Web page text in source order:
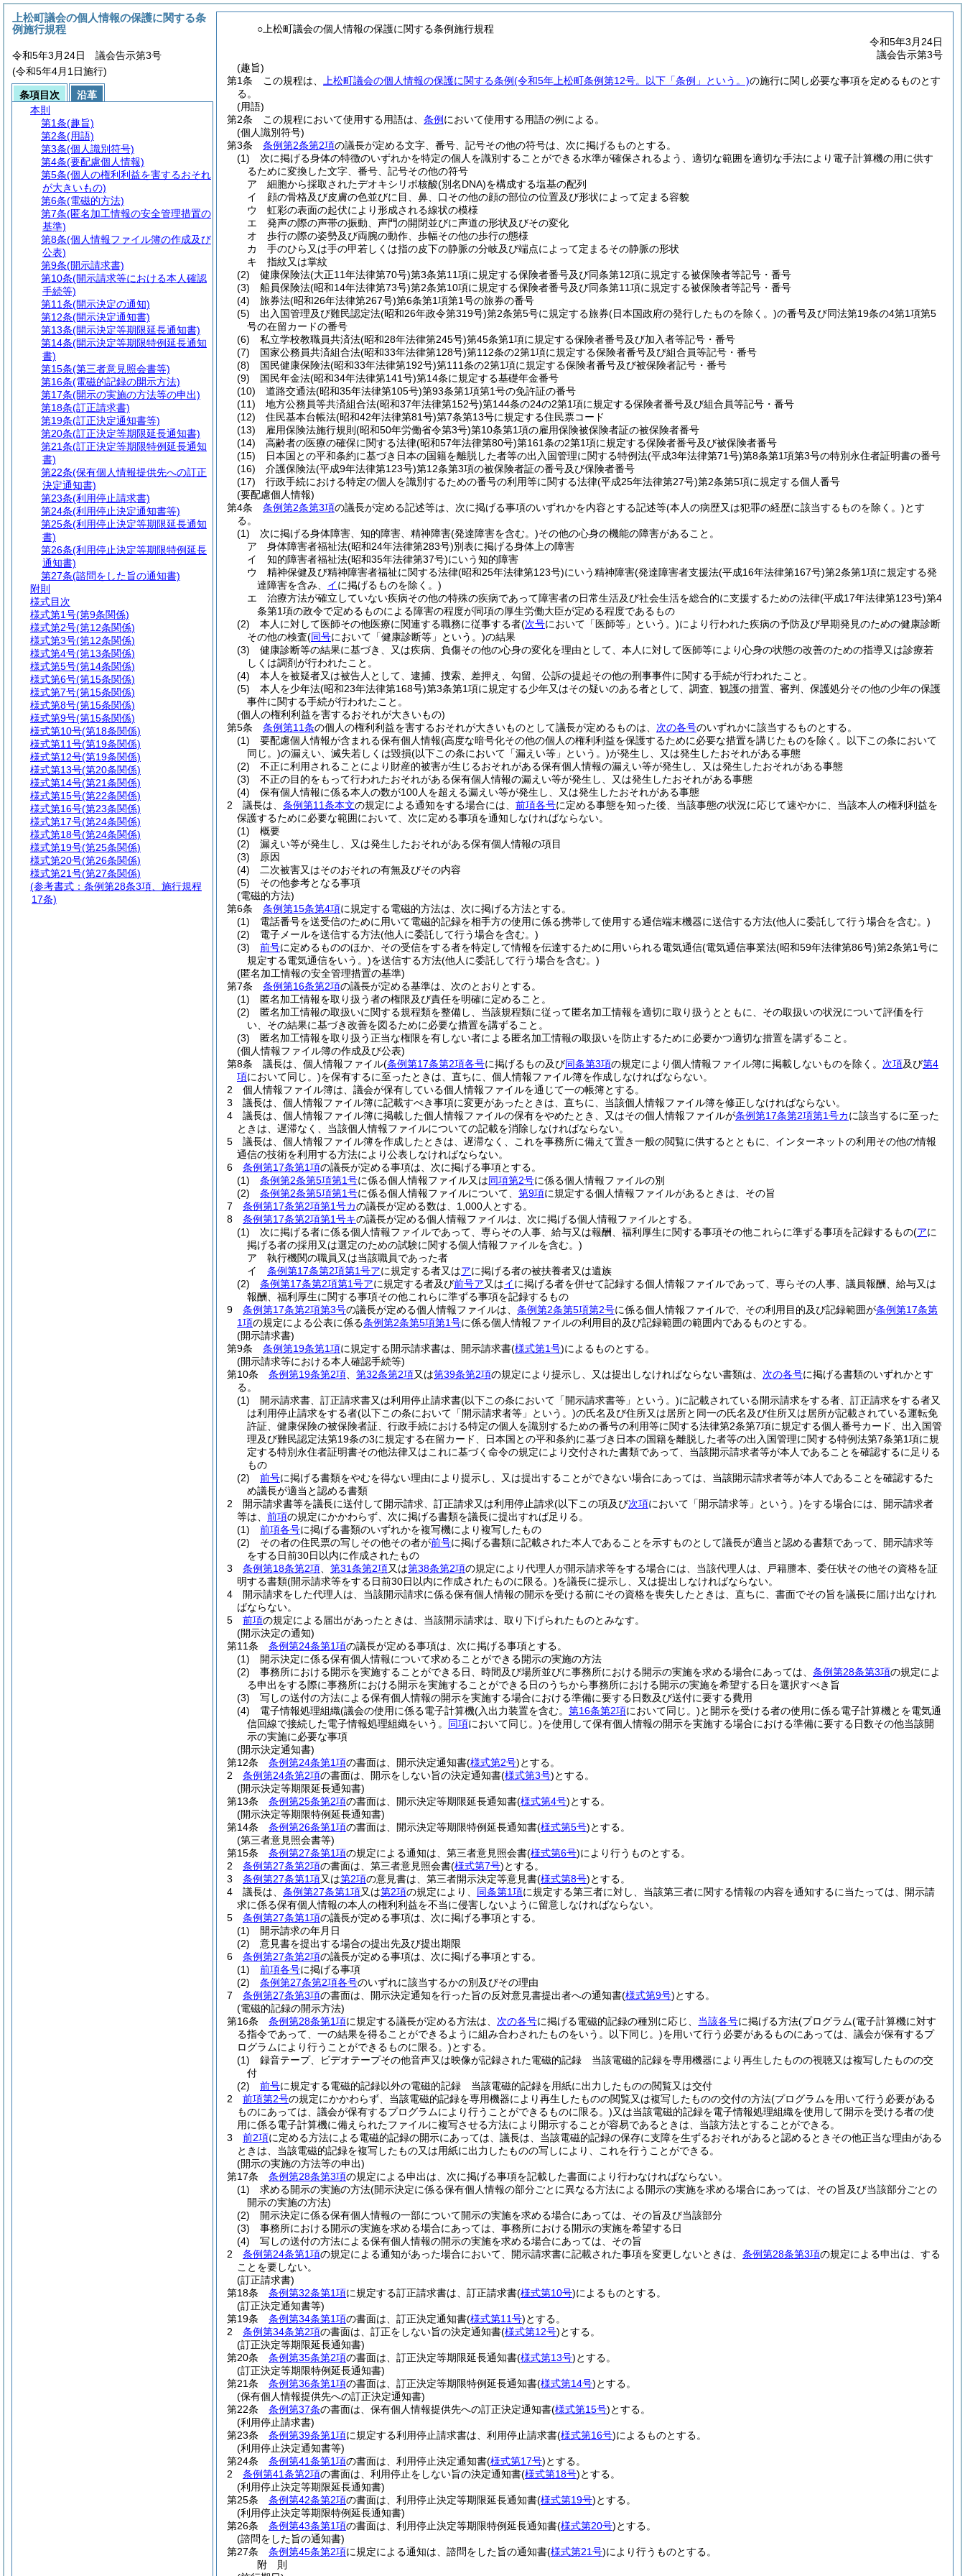
○上松町議会の個人情報の保護に関する条例施行規程
令和5年3月24日
議会告示第3号
(趣旨)
第1条
この規程は、 上松町議会の個人情報の保護に関する条例(令和5年上松町条例第12号。以下「条例」という。)の施行に関し必要な事項を定めるものとす
る。
(用語)
第2条
この規程において使用する用語は、 条例 において使用する用語の例による。
(個人識別符号)
第3条
条例第2条第2項の議長が定める文字、番号、記号その他の符号は、次に掲げるものとする。
(1)
次に掲げる身体の特徴のいずれかを特定の個人を識別することができる水準が確保されるよう、適切な範囲を適切な手法により電子計算機の用に供す
るために変換した文字、番号、記号その他の符号
ア
細胞から採取されたデオキシリボ核酸(別名DNA)を構成する塩基の配列
イ
顔の骨格及び皮膚の色並びに目、鼻、口その他の顔の部位の位置及び形状によって定まる容貌
ウ
虹彩の表面の起伏により形成される線状の模様
エ
発声の際の声帯の振動、声門の開閉並びに声道の形状及びその変化
オ
歩行の際の姿勢及び両腕の動作、歩幅その他の歩行の態様
カ
手のひら又は手の甲若しくは指の皮下の静脈の分岐及び端点によって定まるその静脈の形状
キ
指紋又は掌紋
(2)
健康保険法(大正11年法律第70号)第3条第11項に規定する保険者番号及び同条第12項に規定する被保険者等記号・番号
(3)
船員保険法(昭和14年法律第73号)第2条第10項に規定する保険者番号及び同条第11項に規定する被保険者等記号・番号
(4)
旅券法(昭和26年法律第267号)第6条第1項第1号の旅券の番号
(5)
出入国管理及び難民認定法(昭和26年政令第319号)第2条第5号に規定する旅券(日本国政府の発行したものを除く。)の番号及び同法第19条の4第1項第5
号の在留カードの番号
(6)
私立学校教職員共済法(昭和28年法律第245号)第45条第1項に規定する保険者番号及び加入者等記号・番号
(7)
国家公務員共済組合法(昭和33年法律第128号)第112条の2第1項に規定する保険者番号及び組合員等記号・番号
(8)
国民健康保険法(昭和33年法律第192号)第111条の2第1項に規定する保険者番号及び被保険者記号・番号
(9)
国民年金法(昭和34年法律第141号)第14条に規定する基礎年金番号
(10)
道路交通法(昭和35年法律第105号)第93条第1項第1号の免許証の番号
(11)
地方公務員等共済組合法(昭和37年法律第152号)第144条の24の2第1項に規定する保険者番号及び組合員等記号・番号
(12)
住民基本台帳法(昭和42年法律第81号)第7条第13号に規定する住民票コード
(13)
雇用保険法施行規則 (昭和50年労働省令第3号)第10条第1項の雇用保険被保険者証の被保険者番号
(14)
高齢者の医療の確保に関する法律(昭和57年法律第80号)第161条の2第1項に規定する保険者番号及び被保険者番号
(15)
日本国との平和条約に基づき日本の国籍を離脱した者等の出入国管理に関する特例法(平成3年法律第71号)第8条第1項第3号の特別永住者証明書の番号
(16)
介護保険法(平成9年法律第123号)第12条第3項の被保険者証の番号及び保険者番号
(17)
行政手続における特定の個人を識別するための番号の利用等に関する法律(平成25年法律第27号)第2条第5項に規定する個人番号
(要配慮個人情報)
第4条
条例第2条第3項の議長が定める記述等は、次に掲げる事項のいずれかを内容とする記述等(本人の病歴又は犯罪の経歴に該当するものを除く。)とす
る。
(1)
次に掲げる身体障害、知的障害、精神障害(発達障害を含む。)その他の心身の機能の障害があること。
ア
身体障害者福祉法(昭和24年法律第283号)別表に掲げる身体上の障害
イ
知的障害者福祉法(昭和35年法律第37号)にいう知的障害
ウ
精神保健及び精神障害者福祉に関する法律(昭和25年法律第123号)にいう精神障害(発達障害者支援法(平成16年法律第167号)第2条第1項に規定する発
達障害を含み、 イに掲げるものを除く。)
エ
治療方法が確立していない疾病その他の特殊の疾病であって障害者の日常生活及び社会生活を総合的に支援するための法律(平成17年法律第123号)第4
条第1項の政令で定めるものによる障害の程度が同項の厚生労働大臣が定める程度であるもの
(2)
本人に対して医師その他医療に関連する職務に従事する者(次号において「医師等」という。)により行われた疾病の予防及び早期発見のための健康診断
その他の検査(同号において「健康診断等」という。)の結果
(3)
健康診断等の結果に基づき、又は疾病、負傷その他の心身の変化を理由として、本人に対して医師等により心身の状態の改善のための指導又は診療若
しくは調剤が行われたこと。
(4)
本人を被疑者又は被告人として、逮捕、捜索、差押え、勾留、公訴の提起その他の刑事事件に関する手続が行われたこと。
(5)
本人を少年法(昭和23年法律第168号)第3条第1項に規定する少年又はその疑いのある者として、調査、観護の措置、審判、保護処分その他の少年の保護
事件に関する手続が行われたこと。
(個人の権利利益を害するおそれが大きいもの)
第5条
条例第11条の個人の権利利益を害するおそれが大きいものとして議長が定めるものは、 次の各号のいずれかに該当するものとする。
(1)
要配慮個人情報が含まれる保有個人情報(高度な暗号化その他の個人の権利利益を保護するために必要な措置を講じたものを除く。以下この条において
同じ。)の漏えい、滅失若しくは毀損(以下この条において「漏えい等」という。)が発生し、又は発生したおそれがある事態
(2)
不正に利用されることにより財産的被害が生じるおそれがある保有個人情報の漏えい等が発生し、又は発生したおそれがある事態
(3)
不正の目的をもって行われたおそれがある保有個人情報の漏えい等が発生し、又は発生したおそれがある事態
(4)
保有個人情報に係る本人の数が100人を超える漏えい等が発生し、又は発生したおそれがある事態
2
議長は、 条例第11条本文の規定による通知をする場合には、 前項各号に定める事態を知った後、当該事態の状況に応じて速やかに、当該本人の権利利益を
保護するために必要な範囲において、次に定める事項を通知しなければならない。
(1)
概要
(2)
漏えい等が発生し、又は発生したおそれがある保有個人情報の項目
(3)
原因
(4)
二次被害又はそのおそれの有無及びその内容
(5)
その他参考となる事項
(電磁的方法)
第6条
条例第15条第4項に規定する電磁的方法は、次に掲げる方法とする。
(1)
電話番号を送受信のために用いて電磁的記録を相手方の使用に係る携帯して使用する通信端末機器に送信する方法(他人に委託して行う場合を含む。)
(2)
電子メールを送信する方法(他人に委託して行う場合を含む。)
(3)
前号に定めるもののほか、その受信をする者を特定して情報を伝達するために用いられる電気通信(電気通信事業法(昭和59年法律第86号)第2条第1号に
規定する電気通信をいう。)を送信する方法(他人に委託して行う場合を含む。)
(匿名加工情報の安全管理措置の基準)
第7条
条例第16条第2項の議長が定める基準は、次のとおりとする。
(1)
匿名加工情報を取り扱う者の権限及び責任を明確に定めること。
(2)
匿名加工情報の取扱いに関する規程類を整備し、当該規程類に従って匿名加工情報を適切に取り扱うとともに、その取扱いの状況について評価を行
い、その結果に基づき改善を図るために必要な措置を講ずること。
(3)
匿名加工情報を取り扱う正当な権限を有しない者による匿名加工情報の取扱いを防止するために必要かつ適切な措置を講ずること。
(個人情報ファイル簿の作成及び公表)
第8条
議長は、個人情報ファイル(条例第17条第2項各号に掲げるもの及び同条第3項の規定により個人情報ファイル簿に掲載しないものを除く。 次項及び第4
項において同じ。)を保有するに至ったときは、直ちに、個人情報ファイル簿を作成しなければならない。
2
個人情報ファイル簿は、議会が保有している個人情報ファイルを通じて一の帳簿とする。
3
議長は、個人情報ファイル簿に記載すべき事項に変更があったときは、直ちに、当該個人情報ファイル簿を修正しなければならない。
4
議長は、個人情報ファイル簿に掲載した個人情報ファイルの保有をやめたとき、又はその個人情報ファイルが条例第17条第2項第1号カに該当するに至った
ときは、遅滞なく、当該個人情報ファイルについての記載を消除しなければならない。
5
議長は、個人情報ファイル簿を作成したときは、遅滞なく、これを事務所に備えて置き一般の閲覧に供するとともに、インターネットの利用その他の情報
通信の技術を利用する方法により公表しなければならない。
6
条例第17条第1項の議長が定める事項は、次に掲げる事項とする。
(1)
条例第2条第5項第1号に係る個人情報ファイル又は同項第2号に係る個人情報ファイルの別
(2)
条例第2条第5項第1号に係る個人情報ファイルについて、 第9項に規定する個人情報ファイルがあるときは、その旨
7
条例第17条第2項第1号カの議長が定める数は、1,000人とする。
8
条例第17条第2項第1号キの議長が定める個人情報ファイルは、次に掲げる個人情報ファイルとする。
(1)
次に掲げる者に係る個人情報ファイルであって、専らその人事、給与又は報酬、福利厚生に関する事項その他これらに準ずる事項を記録するもの(アに
掲げる者の採用又は選定のための試験に関する個人情報ファイルを含む。)
ア
執行機関の職員又は当該職員であった者
イ
条例第17条第2項第1号アに規定する者又はアに掲げる者の被扶養者又は遺族
(2)
条例第17条第2項第1号アに規定する者及び前号ア又はイに掲げる者を併せて記録する個人情報ファイルであって、専らその人事、議員報酬、給与又は
報酬、福利厚生に関する事項その他これらに準ずる事項を記録するもの
9
条例第17条第2項第3号の議長が定める個人情報ファイルは、 条例第2条第5項第2号に係る個人情報ファイルで、その利用目的及び記録範囲が条例第17条第
1項の規定による公表に係る条例第2条第5項第1号に係る個人情報ファイルの利用目的及び記録範囲の範囲内であるものとする。
(開示請求書)
第9条
条例第19条第1項に規定する開示請求書は、開示請求書(様式第1号)によるものとする。
(開示請求等における本人確認手続等)
第10条
条例第19条第2項 第32条第2項又は第39条第2項の規定により提示し、又は提出しなければならない書類は、 次の各号に掲げる書類のいずれかとす
る。
(1)
開示請求書、訂正請求書又は利用停止請求書(以下この条において「開示請求書等」という。)に記載されている開示請求をする者、訂正請求をする者又
は利用停止請求をする者(以下この条において「開示請求者等」という。)の氏名及び住所又は居所と同一の氏名及び住所又は居所が記載されている運転免
許証、健康保険の被保険者証、行政手続における特定の個人を識別するための番号の利用等に関する法律第2条第7項に規定する個人番号カード、出入国管
理及び難民認定法第19条の3に規定する在留カード、日本国との平和条約に基づき日本の国籍を離脱した者等の出入国管理に関する特例法第7条第1項に規
定する特別永住者証明書その他法律又はこれに基づく命令の規定により交付された書類であって、当該開示請求者等が本人であることを確認するに足りる
もの
(2)
前号に掲げる書類をやむを得ない理由により提示し、又は提出することができない場合にあっては、当該開示請求者等が本人であることを確認するた
め議長が適当と認める書類
2
開示請求書等を議長に送付して開示請求、訂正請求又は利用停止請求(以下この項及び次項において「開示請求等」という。)をする場合には、開示請求者
等は、 前項の規定にかかわらず、次に掲げる書類を議長に提出すれば足りる。
(1)
前項各号に掲げる書類のいずれかを複写機により複写したもの
(2)
その者の住民票の写しその他その者が前号に掲げる書類に記載された本人であることを示すものとして議長が適当と認める書類であって、開示請求等
をする日前30日以内に作成されたもの
3
条例第18条第2項 第31条第2項又は第38条第2項の規定により代理人が開示請求等をする場合には、当該代理人は、戸籍謄本、委任状その他その資格を証
明する書類(開示請求等をする日前30日以内に作成されたものに限る。)を議長に提示し、又は提出しなければならない。
4
開示請求をした代理人は、当該開示請求に係る保有個人情報の開示を受ける前にその資格を喪失したときは、直ちに、書面でその旨を議長に届け出なけれ
ばならない。
5
前項の規定による届出があったときは、当該開示請求は、取り下げられたものとみなす。
(開示決定の通知)
第11条
条例第24条第1項の議長が定める事項は、次に掲げる事項とする。
(1)
開示決定に係る保有個人情報について求めることができる開示の実施の方法
(2)
事務所における開示を実施することができる日、時間及び場所並びに事務所における開示の実施を求める場合にあっては、 条例第28条第3項の規定によ
る申出をする際に事務所における開示を実施することができる日のうちから事務所における開示の実施を希望する日を選択すべき旨
(3)
写しの送付の方法による保有個人情報の開示を実施する場合における準備に要する日数及び送付に要する費用
(4)
電子情報処理組織(議会の使用に係る電子計算機(入出力装置を含む。 第16条第2項において同じ。)と開示を受ける者の使用に係る電子計算機とを電気通
信回線で接続した電子情報処理組織をいう。 同項において同じ。)を使用して保有個人情報の開示を実施する場合における準備に要する日数その他当該開
示の実施に必要な事項
(開示決定通知書)
第12条
条例第24条第1項の書面は、開示決定通知書(様式第2号)とする。
2
条例第24条第2項の書面は、開示をしない旨の決定通知書(様式第3号)とする。
(開示決定等期限延長通知書)
第13条
条例第25条第2項の書面は、開示決定等期限延長通知書(様式第4号)とする。
(開示決定等期限特例延長通知書)
第14条
条例第26条第1項の書面は、開示決定等期限特例延長通知書(様式第5号)とする。
(第三者意見照会書等)
第15条
条例第27条第1項の規定による通知は、第三者意見照会書(様式第6号)により行うものとする。
2
条例第27条第2項の書面は、第三者意見照会書(様式第7号)とする。
3
条例第27条第1項又は第2項の意見書は、第三者開示決定等意見書(様式第8号)とする。
4
議長は、 条例第27条第1項又は第2項の規定により、 同条第1項に規定する第三者に対し、当該第三者に関する情報の内容を通知するに当たっては、開示請
求に係る保有個人情報の本人の権利利益を不当に侵害しないように留意しなければならない。
5
条例第27条第1項の議長が定める事項は、次に掲げる事項とする。
(1)
開示請求の年月日
(2)
意見書を提出する場合の提出先及び提出期限
6
条例第27条第2項の議長が定める事項は、次に掲げる事項とする。
(1)
前項各号に掲げる事項
(2)
条例第27条第2項各号のいずれに該当するかの別及びその理由
7
条例第27条第3項の書面は、開示決定通知を行った旨の反対意見書提出者への通知書(様式第9号)とする。
(電磁的記録の開示方法)
第16条
条例第28条第1項に規定する議長が定める方法は、 次の各号に掲げる電磁的記録の種別に応じ、 当該各号に掲げる方法(プログラム(電子計算機に対す
る指令であって、一の結果を得ることができるように組み合わされたものをいう。以下同じ。)を用いて行う必要があるものにあっては、議会が保有するプ
ログラムにより行うことができるものに限る。)とする。
(1)
録音テープ、ビデオテープその他音声又は映像が記録された電磁的記録 当該電磁的記録を専用機器により再生したものの視聴又は複写したものの交
付
(2)
前号に規定する電磁的記録以外の電磁的記録 当該電磁的記録を用紙に出力したものの閲覧又は交付
2
前項第2号の規定にかかわらず、当該電磁的記録を専用機器により再生したものの閲覧又は複写したものの交付の方法(プログラムを用いて行う必要がある
ものにあっては、議会が保有するプログラムにより行うことができるものに限る。)又は当該電磁的記録を電子情報処理組織を使用して開示を受ける者の使
用に係る電子計算機に備えられたファイルに複写させる方法により開示することが容易であるときは、当該方法とすることができる。
3
前2項に定める方法による電磁的記録の開示にあっては、議長は、当該電磁的記録の保存に支障を生ずるおそれがあると認めるときその他正当な理由がある
ときは、当該電磁的記録を複写したもの又は用紙に出力したものの写しにより、これを行うことができる。
(開示の実施の方法等の申出)
第17条
条例第28条第3項の規定による申出は、次に掲げる事項を記載した書面により行わなければならない。
(1)
求める開示の実施の方法(開示決定に係る保有個人情報の部分ごとに異なる方法による開示の実施を求める場合にあっては、その旨及び当該部分ごとの
開示の実施の方法)
(2)
開示決定に係る保有個人情報の一部について開示の実施を求める場合にあっては、その旨及び当該部分
(3)
事務所における開示の実施を求める場合にあっては、事務所における開示の実施を希望する日
(4)
写しの送付の方法による保有個人情報の開示の実施を求める場合にあっては、その旨
2
条例第24条第1項の規定による通知があった場合において、開示請求書に記載された事項を変更しないときは、 条例第28条第3項の規定による申出は、する
ことを要しない。
(訂正請求書)
第18条
条例第32条第1項に規定する訂正請求書は、訂正請求書(様式第10号)によるものとする。
(訂正決定通知書等)
第19条
条例第34条第1項の書面は、訂正決定通知書(様式第11号)とする。
2
条例第34条第2項の書面は、訂正をしない旨の決定通知書(様式第12号)とする。
(訂正決定等期限延長通知書)
第20条
条例第35条第2項の書面は、訂正決定等期限延長通知書(様式第13号)とする。
(訂正決定等期限特例延長通知書)
第21条
条例第36条第1項の書面は、訂正決定等期限特例延長通知書(様式第14号)とする。
(保有個人情報提供先への訂正決定通知書)
第22条
条例第37条の書面は、保有個人情報提供先への訂正決定通知書(様式第15号)とする。
(利用停止請求書)
第23条
条例第39条第1項に規定する利用停止請求書は、利用停止請求書(様式第16号)によるものとする。
(利用停止決定通知書等)
第24条
条例第41条第1項の書面は、利用停止決定通知書(様式第17号)とする。
2
条例第41条第2項の書面は、利用停止をしない旨の決定通知書(様式第18号)とする。
(利用停止決定等期限延長通知書)
第25条
条例第42条第2項の書面は、利用停止決定等期限延長通知書(様式第19号)とする。
(利用停止決定等期限特例延長通知書)
第26条
条例第43条第1項の書面は、利用停止決定等期限特例延長通知書(様式第20号)とする。
(諮問をした旨の通知書)
第27条
条例第45条第2項に規定による通知は、諮問をした旨の通知書(様式第21号)により行うものとする。
附 則
上松町議会の個人情報の保護に関する条
例施行規程
令和5年3月24日 議会告示第3号
(令和5年4月1日施行)
条項目次
沿革
本則
第1条(趣旨)
第2条(用語)
第3条(個人識別符号)
第4条(要配慮個人情報)
第5条(個人の権利利益を害するおそれ
が大きいもの)
第6条(電磁的方法)
第7条(匿名加工情報の安全管理措置の
基準)
第8条(個人情報ファイル簿の作成及び
公表)
第9条(開示請求書)
第10条(開示請求等における本人確認
手続等)
第11条(開示決定の通知)
第12条(開示決定通知書)
第13条(開示決定等期限延長通知書)
第14条(開示決定等期限特例延長通知
書)
第15条(第三者意見照会書等)
第16条(電磁的記録の開示方法)
第17条(開示の実施の方法等の申出)
第18条(訂正請求書)
第19条(訂正決定通知書等)
第20条(訂正決定等期限延長通知書)
第21条(訂正決定等期限特例延長通知
書)
第22条(保有個人情報提供先への訂正
決定通知書)
第23条(利用停止請求書)
第24条(利用停止決定通知書等)
第25条(利用停止決定等期限延長通知
書)
第26条(利用停止決定等期限特例延長
通知書)
第27条(諮問をした旨の通知書)
附則
様式目次
様式第1号(第9条関係)
様式第2号(第12条関係)
様式第3号(第12条関係)
様式第4号(第13条関係)
様式第5号(第14条関係)
様式第6号(第15条関係)
様式第7号(第15条関係)
様式第8号(第15条関係)
様式第9号(第15条関係)
様式第10号(第18条関係)
様式第11号(第19条関係)
様式第12号(第19条関係)
様式第13号(第20条関係)
様式第14号(第21条関係)
様式第15号(第22条関係)
様式第16号(第23条関係)
様式第17号(第24条関係)
様式第18号(第24条関係)
様式第19号(第25条関係)
様式第20号(第26条関係)
様式第21号(第27条関係)
(参考書式：条例第28条3項、施行規程
17条)